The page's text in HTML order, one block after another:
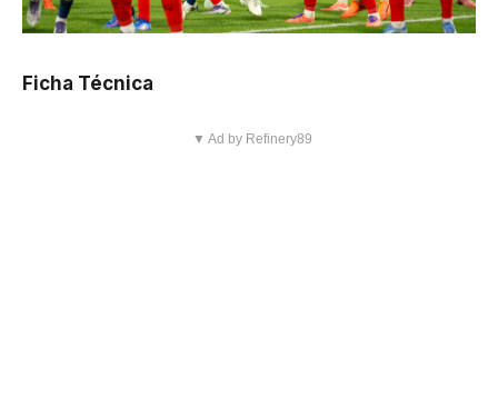
Ficha Técnica
▼ Ad by Refinery89